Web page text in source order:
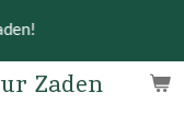
Zaden